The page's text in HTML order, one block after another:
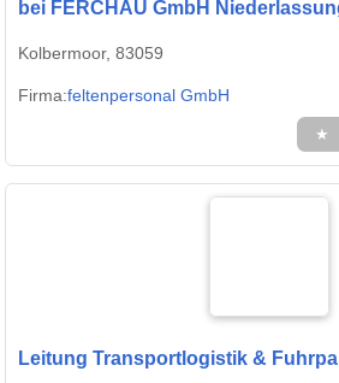
bei FERCHAU GmbH
Kolbermoor, 83059
Firma:feltenpersonal GmbH
★
Leitung Transportlogistik &